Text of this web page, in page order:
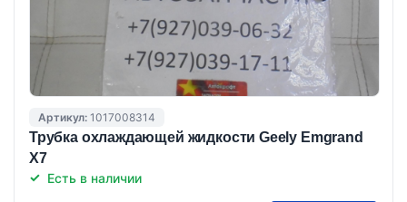
Артикул: 1017008314
Трубка охлаждающей жидкости Geely Emgrand
X7
Есть в наличии